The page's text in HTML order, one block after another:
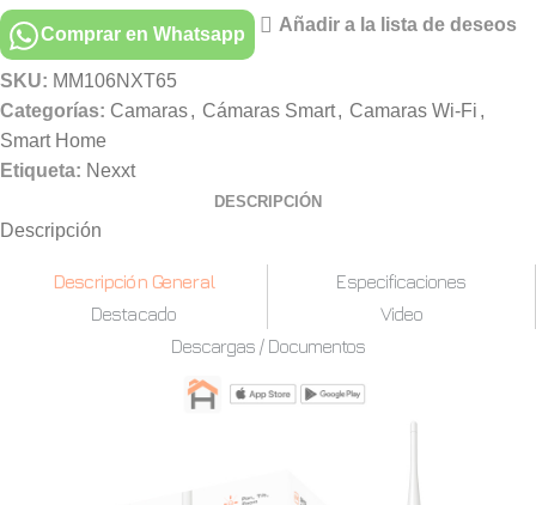
Comprar en Whatsapp Añadir a la lista de deseos
SKU: MM106NXT65
Categorías: Camaras, Cámaras Smart, Camaras Wi-Fi ,
Smart Home
Etiqueta: Nexxt
DESCRIPCIÓN
Descripción